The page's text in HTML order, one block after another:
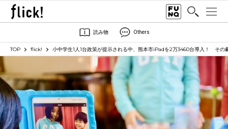
読み物 Others
TOP flick! 小中学生1人1台政策が提示される中、熊本市iPadを2万3460台導入！ その